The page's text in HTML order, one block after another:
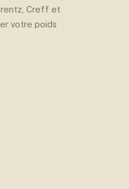
Creff et
votre poids